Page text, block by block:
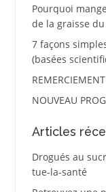
Pourquoi
de la graisse
7 façons
(basées
REMERCIEMENT
NOUVEAU
Articles
Drogués au
tue-la-santé